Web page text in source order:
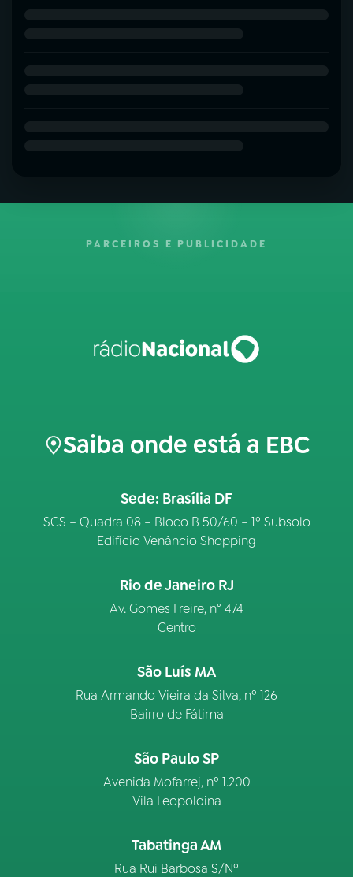
PARCEIROS E PUBLICIDADE
Saiba onde está a EBC
Sede: Brasília DF
SCS – Quadra 08 – Bloco B 50/60 – 1º Subsolo
Edifício Venâncio Shopping
Rio de Janeiro RJ
Av. Gomes Freire, n° 474
Centro
São Luís MA
Rua Armando Vieira da Silva, nº 126
Bairro de Fátima
São Paulo SP
Avenida Mofarrej, nº 1.200
Vila Leopoldina
Tabatinga AM
Rua Rui Barbosa S/Nº